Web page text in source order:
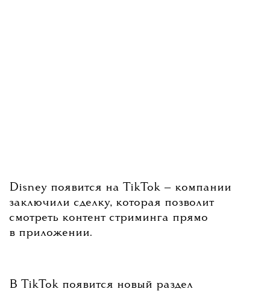
Disney появится на TikTok — компании
заключили сделку, которая позволит
смотреть контент стриминга прямо
в приложении.
В TikTok появится новый раздел